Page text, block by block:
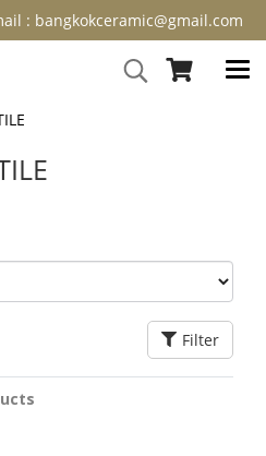
: bangkokceramic@gmail.com
Filter